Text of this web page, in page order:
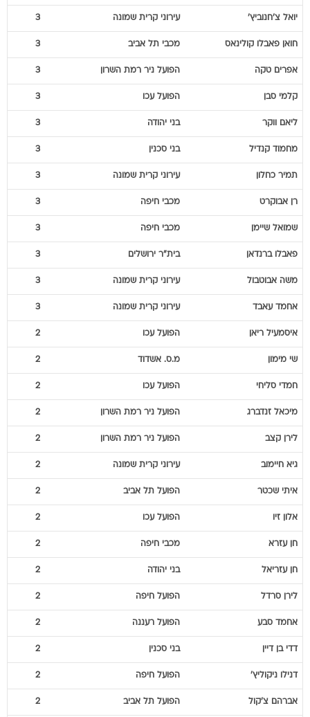
יואל צ'חנוביץ' עירוני קרית שמונה 3
חואן פאבלו קולינאס מכבי תל אביב 3
אפרים טקה הפועל ניר רמת השרון 3
קלמי סבן הפועל עכו 3
ליאם ווקר בני יהודה 3
מחמוד קנדיל בני סכנין 3
תמיר כחלון עירוני קרית שמונה 3
רן אבוקרט מכבי חיפה 3
שמואל שיימן מכבי חיפה 3
פאבלו ברנדאן בית"ר ירושלים 3
משה אבוטבול עירוני קרית שמונה 3
אחמד עאבד עירוני קרית שמונה 3
איסמעיל ריאן הפועל עכו 2
שי מימון מ.ס. אשדוד 2
חמדי סליחי הפועל עכו 2
מיכאל זנדברג הפועל ניר רמת השרון 2
לירן קצב הפועל ניר רמת השרון 2
גיא חיימוב עירוני קרית שמונה 2
איתי שכטר הפועל תל אביב 2
אלון זיו הפועל עכו 2
חן עזרא מכבי חיפה 2
חן עזריאל בני יהודה 2
לירן סרדל הפועל חיפה 2
אחמד סבע הפועל רעננה 2
דדי בן דיין בני סכנין 2
דנילו ניקוליץ' הפועל חיפה 2
אברהם צ'קול הפועל תל אביב 2